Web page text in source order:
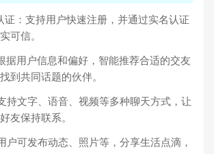
证：支持用户快速注册，并通过实名认证
可信。
据用户信息和偏好，智能推荐合适的交友
到共同话题的伙伴。
持文字、语音、视频等多种聊天方式，让
友保持联系。
户可发布动态、照片等，分享生活点滴，